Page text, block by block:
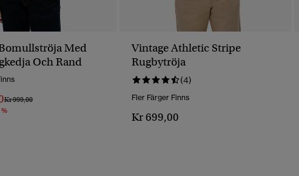
Med
Och Rand
Pris Reducerat Från
Kr 999,00Till
Vintage Athletic Stripe
Rugbytröja
(4)
Fler Färger Finns
Kr 699,00